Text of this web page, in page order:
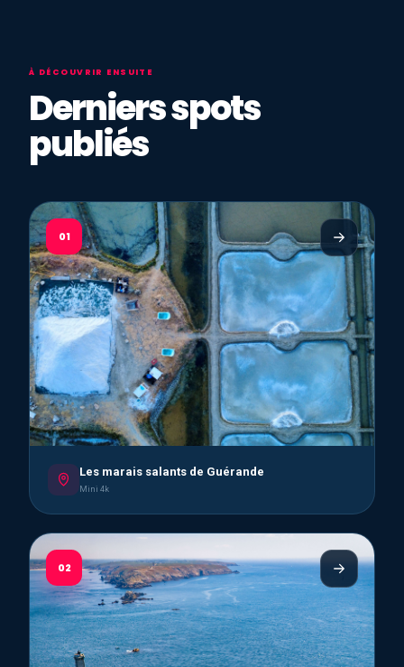
À DÉCOUVRIR ENSUITE
Derniers spots
publiés
01
Les marais salants de Guérande
Mini 4k
02